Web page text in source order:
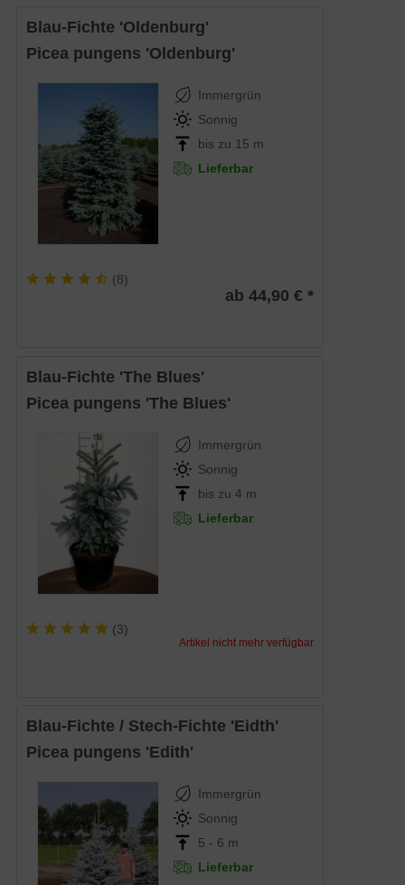
Blau-Fichte 'Oldenburg'
Picea pungens 'Oldenburg'
Immergrün
Sonnig
bis zu 15 m
Lieferbar
(8)
ab 44,90 € *
Blau-Fichte 'The Blues'
Picea pungens 'The Blues'
Immergrün
Sonnig
bis zu 4 m
Lieferbar
(3)
Artikel nicht mehr verfügbar
Blau-Fichte / Stech-Fichte 'Eidth'
Picea pungens 'Edith'
Immergrün
Sonnig
5 - 6 m
Lieferbar